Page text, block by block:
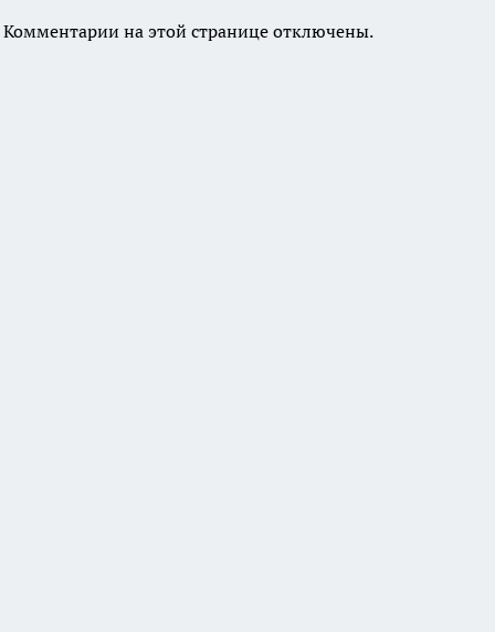
Комментарии на этой странице отключены.